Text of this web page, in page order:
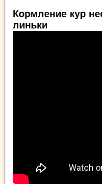
Кормление кур
линьки